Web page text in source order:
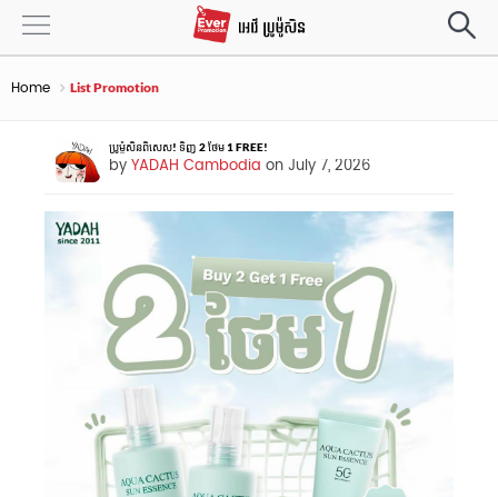
Home List Promotion
ប្រូម៉ូសិនពិសេស! ទិញ 2 ថែម 1 FREE!
byYADAH Cambodia on July 7, 2026